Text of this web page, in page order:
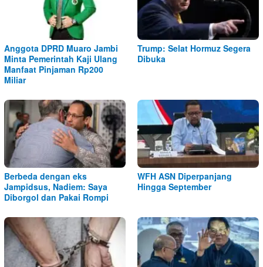
Anggota DPRD Muaro Jambi
Minta Pemerintah Kaji Ulang
Manfaat Pinjaman Rp200
Miliar
Trump: Selat Hormuz Segera
Dibuka
Berbeda dengan eks
Jampidsus, Nadiem: Saya
Diborgol dan Pakai Rompi
WFH ASN Diperpanjang
Hingga September